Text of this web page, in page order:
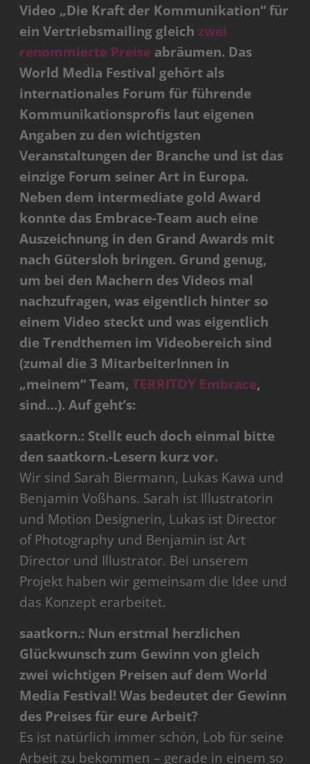
Video „Die Kraft der Kommunikation“ für
ein Vertriebsmailing gleichzwei
renommierte Preise abräumen. Das
World Media Festival gehört als
internationales Forum für führende
Kommunikationsprofis laut eigenen
Angaben zu den wichtigsten
Veranstaltungen der Branche und ist das
einzige Forum seiner Art in Europa.
Neben dem intermediate gold Award
konnte das Embrace-Team auch eine
Auszeichnung in den Grand Awards mit
nach Gütersloh bringen. Grund genug,
um bei den Machern des Videos mal
nachzufragen, was eigentlich hinter so
einem Video steckt und was eigentlich
die Trendthemen im Videobereich sind
(zumal die 3 MitarbeiterInnen in
„meinem“ Team,TERRITOY Embrace,
sind…). Auf geht’s:
saatkorn.: Stellt euch doch einmal bitte
den saatkorn.-Lesern kurz vor.
Wir sind Sarah Biermann, Lukas Kawa und
Benjamin Voßhans. Sarah ist Illustratorin
und Motion Designerin, Lukas ist Director
of Photography und Benjamin ist Art
Director und Illustrator. Bei unserem
Projekt haben wir gemeinsam die Idee und
das Konzept erarbeitet.
saatkorn.: Nun erstmal herzlichen
Glückwunsch zum Gewinn von gleich
zwei wichtigen Preisen auf dem World
Media Festival! Was bedeutet der Gewinn
des Preises für eure Arbeit?
Es ist natürlich immer schön, Lob für seine
Arbeit zu bekommen – gerade in einem so